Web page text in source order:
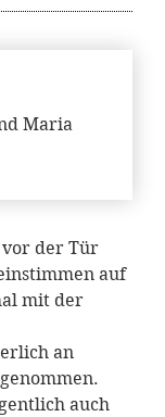
Maria
der Tür
auf
mit der
an
auch